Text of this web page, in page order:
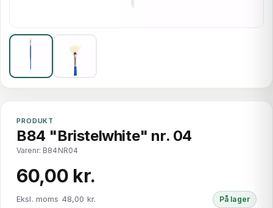
PRODUKT
B84 "Bristelwhite" nr. 04
Varenr: B84NR04
60,00 kr.
Eksl. moms 48,00 kr. På lager